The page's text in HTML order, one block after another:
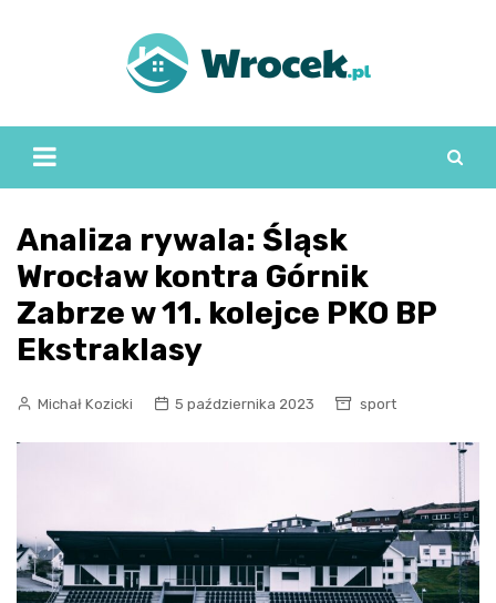
Analiza rywala: Śląsk
Wrocław kontra Górnik
Zabrze w 11. kolejce PKO BP
Ekstraklasy
Michał Kozicki 5 października 2023 sport